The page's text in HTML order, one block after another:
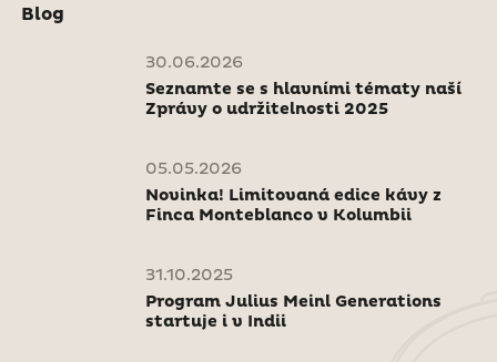
Blog
30.06.2026
Seznamte se s hlavními tématy naší
Zprávy o udržitelnosti 2025
05.05.2026
Novinka! Limitovaná edice kávy z
Finca Monteblanco v Kolumbii
31.10.2025
Program Julius Meinl Generations
startuje i v Indii